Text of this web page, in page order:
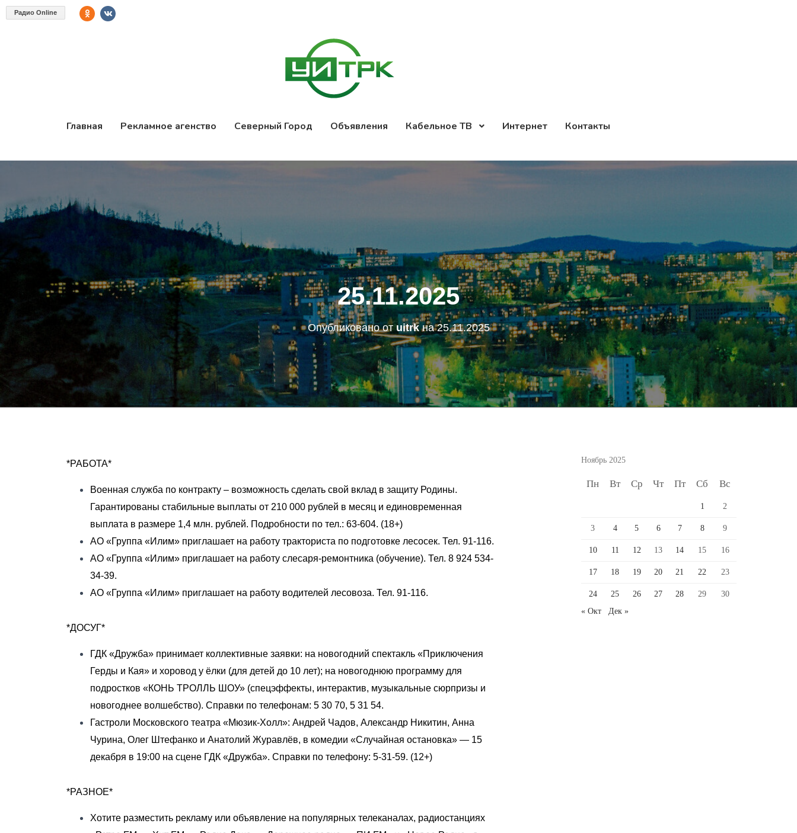
Радио Online
Главная Рекламное агенство Северный Город Объявления Кабельное ТВ Интернет Контакты
25.11.2025
Опубликовано отuitrkна25.11.2025
*РАБОТА*
Военная служба по контракту – возможность сделать свой вклад в защиту Родины.
Гарантированы стабильные выплаты от 210 000 рублей в месяц и единовременная
выплата в размере 1,4 млн. рублей. Подробности по тел.: 63-604. (18+)
АО «Группа «Илим» приглашает на работу тракториста по подготовке лесосек. Тел. 91-116.
АО «Группа «Илим» приглашает на работу слесаря-ремонтника (обучение). Тел. 8 924 534-
34-39.
АО «Группа «Илим» приглашает на работу водителей лесовоза. Тел. 91-116.
*ДОСУГ*
ГДК «Дружба» принимает коллективные заявки: на новогодний спектакль «Приключения
Герды и Кая» и хоровод у ёлки (для детей до 10 лет); на новогоднюю программу для
подростков «КОНЬ ТРОЛЛЬ ШОУ» (спецэффекты, интерактив, музыкальные сюрпризы и
новогоднее волшебство). Справки по телефонам: 5 30 70, 5 31 54.
Гастроли Московского театра «Мюзик-Холл»: Андрей Чадов, Александр Никитин, Анна
Чурина, Олег Штефанко и Анатолий Журавлёв, в комедии «Случайная остановка» — 15
декабря в 19:00 на сцене ГДК «Дружба». Справки по телефону: 5-31-59. (12+)
*РАЗНОЕ*
Хотите разместить рекламу или объявление на популярных телеканалах, радиостанциях
Ноябрь 2025
Пн Вт Ср Чт Пт Сб Вс
1 2
3 4 5 6 7 8 9
10 11 12 13 14 15 16
17 18 19 20 21 22 23
24 25 26 27 28 29
30
« Окт
Дек »